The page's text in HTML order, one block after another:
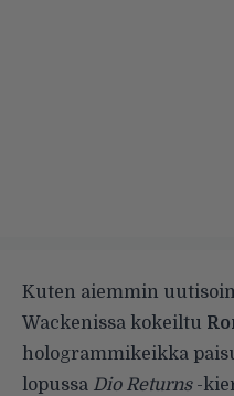
Kuten aiemmin
Wackenissa kokeiltu
hologrammikeikka
lopussa Dio Returns-